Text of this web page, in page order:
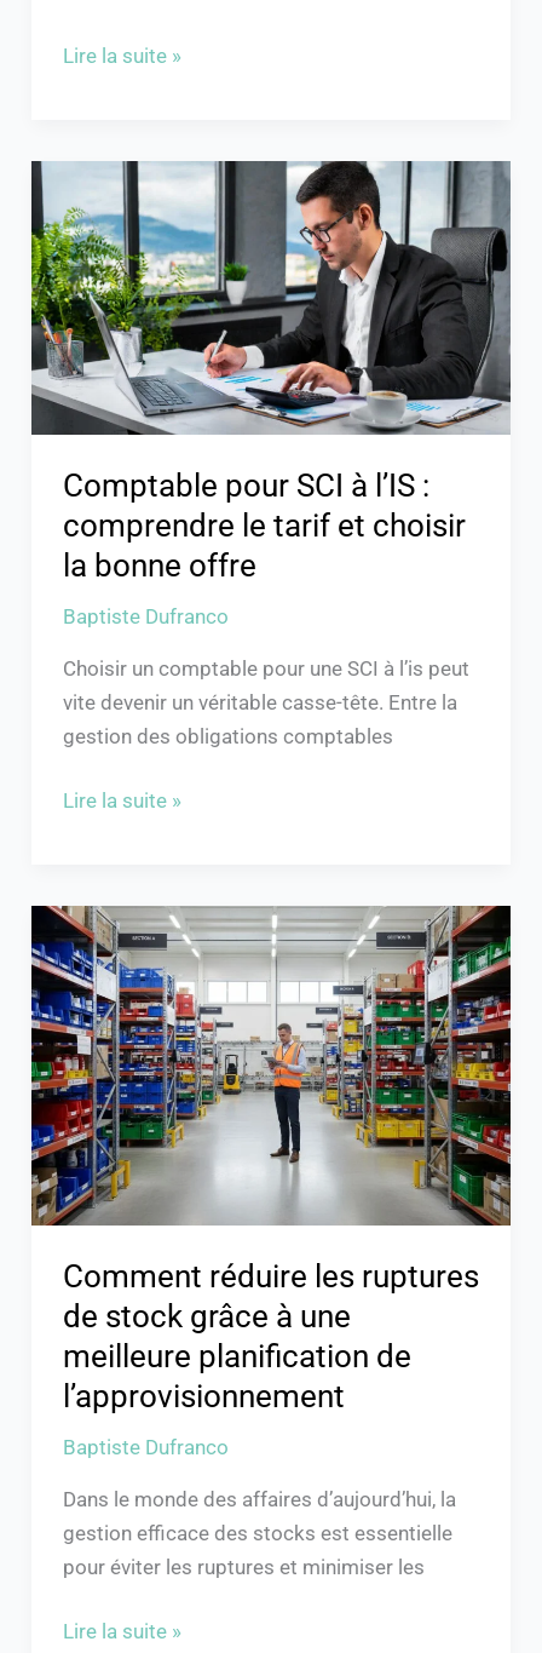
Lire la suite »
Comptable pour SCI à l’IS :
comprendre le tarif et choisir
la bonne offre
Baptiste Dufranco
Choisir un comptable pour une SCI à l’is peut
vite devenir un véritable casse-tête. Entre la
gestion des obligations comptables
Comptable
pour
SCI
à
l’IS
:
comprendre
le
et
choisir
la
bonne
offre
Lire la suite »
Comment réduire les ruptures
de stock grâce à une
meilleure planification de
l’approvisionnement
Baptiste Dufranco
Dans le monde des affaires d’aujourd’hui, la
gestion efficace des stocks est essentielle
pour éviter les ruptures et minimiser les
Comment
réduire
les
ruptures
de
stock
grâce
à
une
meilleure
planification
de
l’approvisionnement
Lire la suite »